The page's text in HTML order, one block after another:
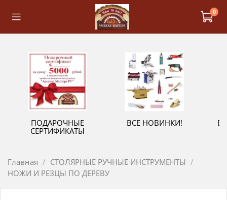
0
ПОДАРОЧНЫЕ
СЕРТИФИКАТЫ
ВСЕ НОВИНКИ!
Главная
СТОЛЯРНЫЕ РУЧНЫЕ ИНСТРУМЕНТЫ
НОЖИ И РЕЗЦЫ ПО ДЕРЕВУ